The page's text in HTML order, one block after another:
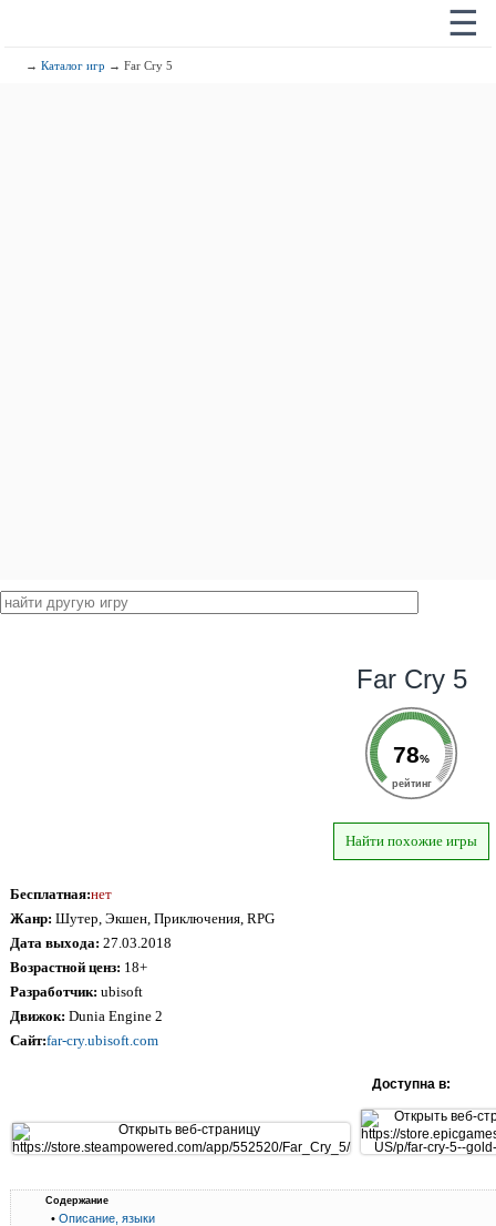
☰
→Каталог игр → Far Cry 5
Far Cry 5
78%
рейтинг
Найти похожие игры
Бесплатная:нет
Жанр: Шутер, Экшен, Приключения, RPG
Дата выхода: 27.03.2018
Возрастной ценз: 18+
Разработчик: ubisoft
Движок: Dunia Engine 2
Сайт:far-cry.ubisoft.com
Доступна в:
Содержание
•Описание, языки